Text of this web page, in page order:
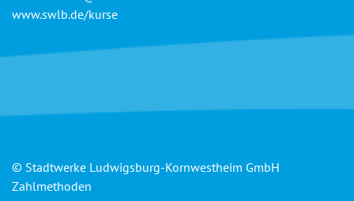
www.swlb.de/kurse
© Stadtwerke Ludwigsburg-Kornwestheim GmbH
Zahlmethoden